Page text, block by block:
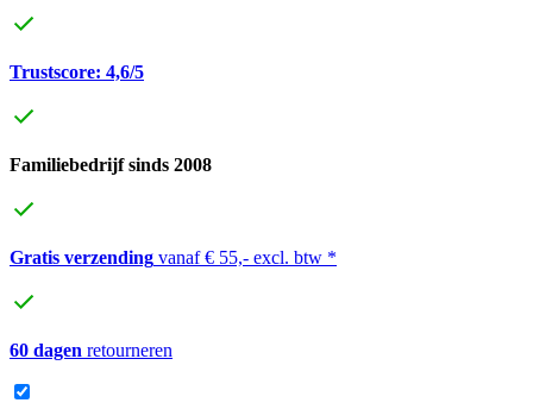
Trustscore: 4,6/5
Familiebedrijf sinds 2008
Gratis verzending vanaf € 55,- excl. btw *
60 dagen retourneren